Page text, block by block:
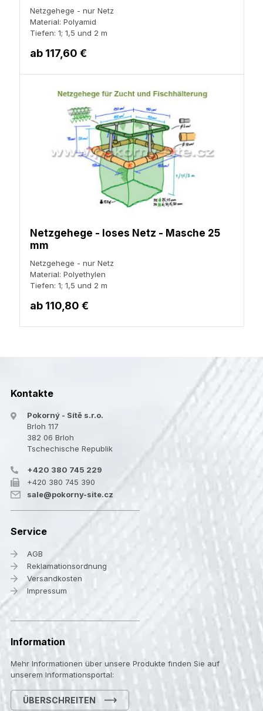
Netzgehege - nur Netz
Material: Polyamid
Tiefen: 1; 1,5 und 2 m
ab 117,60 €
Netzgehege - loses Netz - Masche 25
mm
Netzgehege - nur Netz
Material: Polyethylen
Tiefen: 1; 1,5 und 2 m
ab 110,80 €
Kontakte
Pokorný - Sítě s.r.o.
Brloh 117
382 06 Brloh
Tschechische Republik
+420 380 745 229
+420 380 745 390
sale@pokorny-site.cz
Service
AGB
Reklamationsordnung
Versandkosten
Impressum
Information
Mehr Informationen über unsere Produkte finden Sie auf
unserem Informationsportal:
ÜBERSCHREITEN